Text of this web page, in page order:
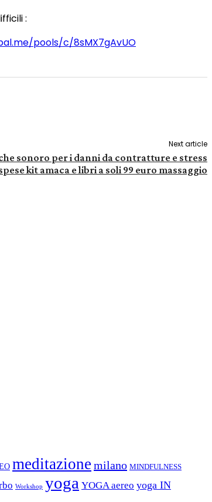
:
pools/c/8sMX7gAvUO
Next article
sonoro per i danni da contratture e stress
kit amaca e libri a soli 99 euro massaggio
meditazione milano MINDFULNESS
Workshop yoga YOGA aereo yoga IN